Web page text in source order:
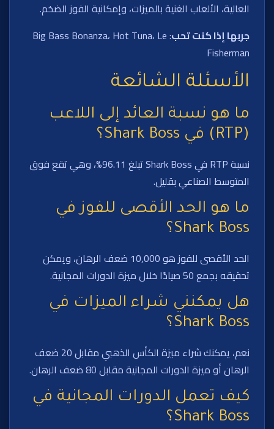
العالية، الألعاب الغنية بالميزات، وإمكانية الفوز الضخم.
جربها إذا كنت تحب : Big Bass Bonanza، Hot Tuna، Le
Fisherman
الأسئلة الشائعة
ما هو نسبة العائد إلى اللاعب
(RTP) في Shark Boss؟
نسبة RTP في Shark Boss تبلغ 96.11%، وهي تقع فوق
المتوسط الصناعي بقليل.
ما هو الحد الأقصى للفوز في
Shark Boss؟
الحد الأقصى للفوز هو 10,000 ضعف الرهان، ويمكن
تحقيقه بجمع 50 صيادًا خلال ميزة الدورات المجانية.
هل يمكنني شراء الميزات في
Shark Boss؟
نعم، يمكنك شراء ميزة الكأس الذهبي مقابل 20 ضعف
الرهان أو ميزة الدورات المجانية مقابل 80 ضعف الرهان.
كيف تعمل الدورات المجانية في
Shark Boss؟